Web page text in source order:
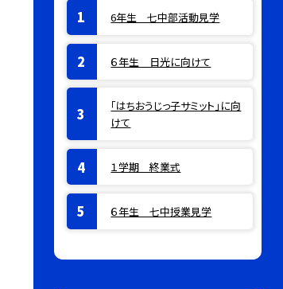
6年生 七中部活動見学
６年生 日光に向けて
「はちおうじっ子サミット」に向
けて
１学期 終業式
６年生 七中授業見学